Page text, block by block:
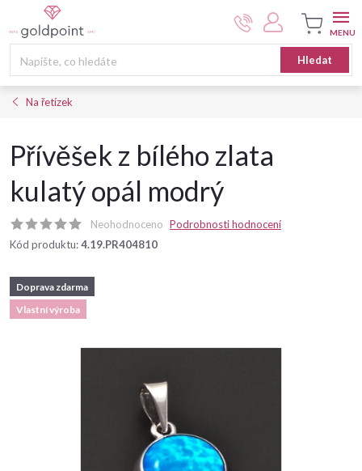
na
Hledat
Nákupní
košík
Na řetízek
Přívěšek z bílého zlata
kulatý opál modrý
Neohodnoceno Podrobnosti hodnocení
Kód produktu:4.19.PR404810
Doprava zdarma
Vlastní výroba